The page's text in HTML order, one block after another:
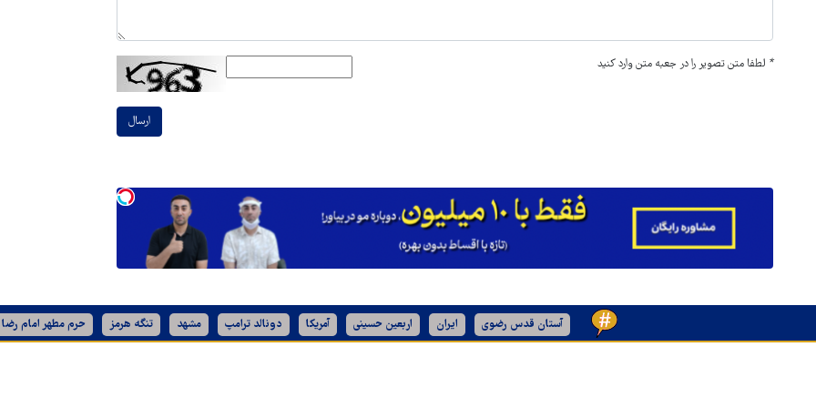
* لطفا متن تصویر را در جعبه متن وارد کنید
ارسال
آستان قدس رضوی ایران اربعین حسینی آمریکا دونالد ترامپ مشهد تنگه هرمز حرم مطهر امام